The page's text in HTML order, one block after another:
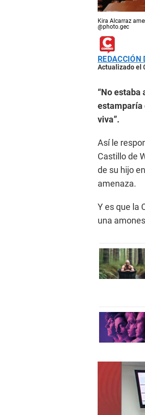
Kira Alcarraz
@photo.gec
REDACCIÓN
Actualizado el
“No
estamparía
viva”.
Así le
Castillo de
de su hijo
amenaza.
Y es que la
una